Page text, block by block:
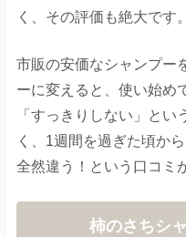
く、その評価も絶大です。
市販の安価なシャンプー
ーに変えると、使い始め
「すっきりしない」と
く、1週間を過ぎた頃か
全然違う！という口コミ
柿のさちシ